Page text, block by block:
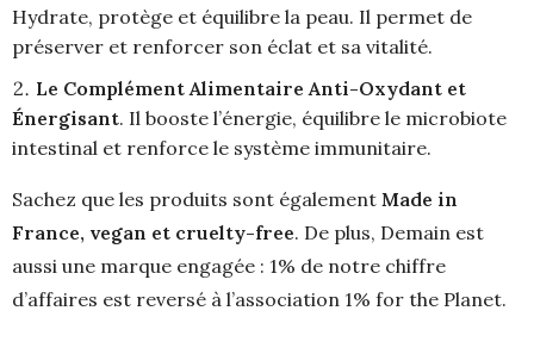
Hydrate, protège et équilibre la peau. Il permet de
préserver et renforcer son éclat et sa vitalité.
Le Complément Alimentaire Anti-Oxydant et
Énergisant. Il booste l’énergie, équilibre le microbiote
intestinal et renforce le système immunitaire.
Sachez que les produits sont également Made in
France, vegan et cruelty-free. De plus, Demain est
aussi une marque engagée : 1% de notre chiffre
d’affaires est reversé à l’association 1% for the Planet.